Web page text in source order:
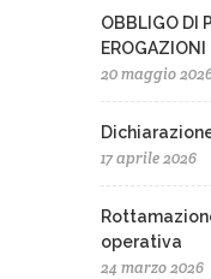
OBBLIGO DI
20 maggio
17 aprile 2026
operativa
24 marzo 2026